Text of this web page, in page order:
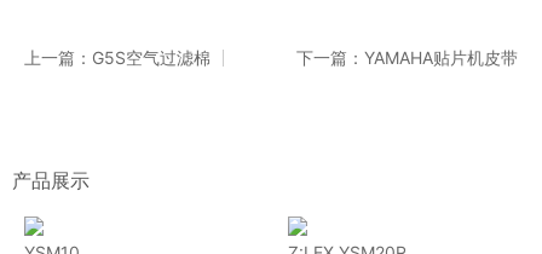
上一篇：G5S空气过滤棉 下一篇：YAMAHA贴片机皮带
产品展示